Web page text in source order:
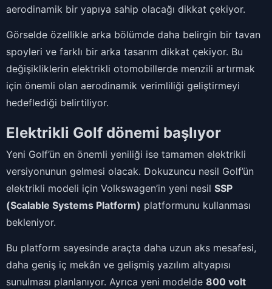
aerodinamik bir yapıya sahip olacağı dikkat çekiyor.
Görselde özellikle arka bölümde daha belirgin bir tavan
spoyleri ve farklı bir arka tasarım dikkat çekiyor. Bu
değişikliklerin elektrikli otomobillerde menzili artırmak
için önemli olan aerodinamik verimliliği geliştirmeyi
hedeflediği belirtiliyor.
Elektrikli Golf dönemi başlıyor
Yeni Golf’ün en önemli yeniliği ise tamamen elektrikli
versiyonunun gelmesi olacak. Dokuzuncu nesil Golf’ün
elektrikli modeli için Volkswagen’in yeni nesil SSP
(Scalable Systems Platform) platformunu kullanması
bekleniyor.
Bu platform sayesinde araçta daha uzun aks mesafesi,
daha geniş iç mekân ve gelişmiş yazılım altyapısı
sunulması planlanıyor. Ayrıca yeni modelde 800 volt